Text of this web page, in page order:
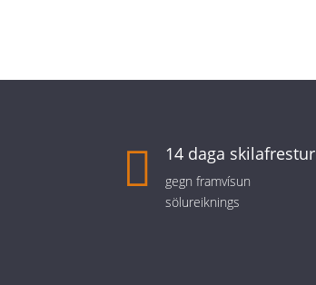
 14 daga skilafrestur
gegn framvísun
sölureiknings